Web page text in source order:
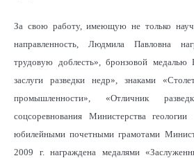
За свою работу, имеющую не только
направленность, Людмила Павловна
трудовую доблесть», бронзовой
заслуги разведки недр», знаками
промышленности», «Отличник
соцсоревнования Министерства
юбилейными почетными грамотами
2009 г. награждена медалями